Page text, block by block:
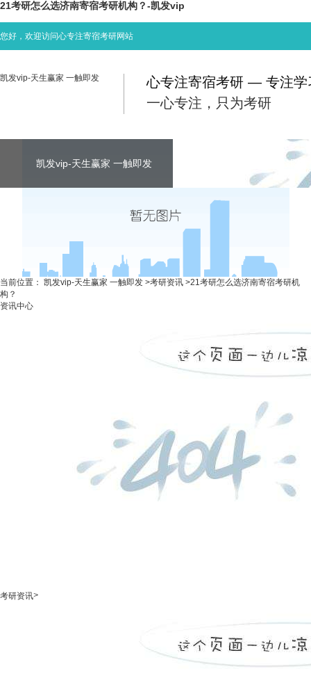
21考研怎么选济南寄宿考研机构？-凯发vip
您好，欢迎访问心专注寄宿考研网站
凯发vip-天生赢家 一触即发
心专注寄宿考研 — 专注学
一心专注，只为考研
凯发vip-天生赢家 一触即发 凯发vip-天生赢家 一触即发
凯发vip-天生赢家 一触即发 考研资讯
当前位置： 凯发vip-天生赢家 一触即发 >考研资讯 >21考研怎么选济南寄宿考研机
构？
资讯中心
考研资讯>